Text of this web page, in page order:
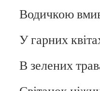
Водичкою
У гарних
В зелених